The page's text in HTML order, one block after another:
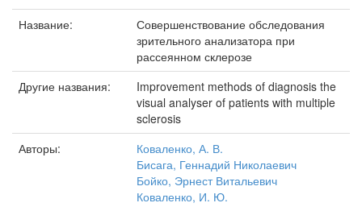
Название:
Совершенствование обследования
зрительного анализатора при
рассеянном склерозе
Другие названия:
Improvement methods of diagnosis the
visual analyser of patients with multiple
sclerosis
Авторы:
Коваленко, А. В.
Бисага, Геннадий Николаевич
Бойко, Эрнест Витальевич
Коваленко, И. Ю.